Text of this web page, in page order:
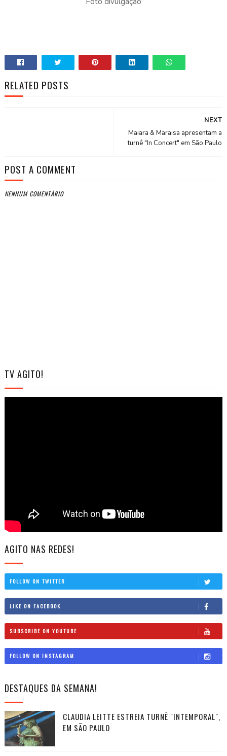
RELATED POSTS
NEXT
Maiara & Maraisa apresentam a
turnê "In Concert" em São Paulo
POST A COMMENT
NENHUM COMENTÁRIO
TV AGITO!
AGITO NAS REDES!
FOLLOW ON TWITTER
LIKE ON FACEBOOK
SUBSCRIBE ON YOUTUBE
FOLLOW ON INSTAGRAM
DESTAQUES DA SEMANA!
CLAUDIA LEITTE ESTREIA TURNÊ "INTEMPORAL",
EM SÃO PAULO